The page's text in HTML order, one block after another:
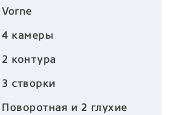
Vorne
4 камеры
2 контура
3 створки
Поворотная и 2 глухие